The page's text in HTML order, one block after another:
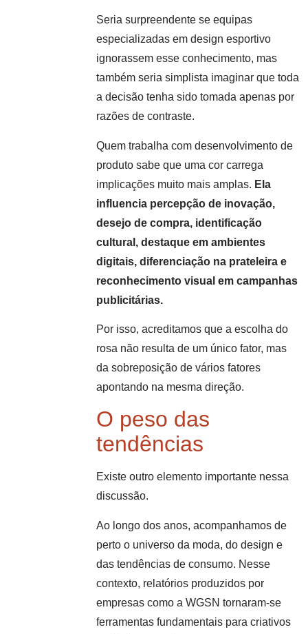
Seria surpreendente se equipas
especializadas em design esportivo
ignorassem esse conhecimento, mas
também seria simplista imaginar que toda
a decisão tenha sido tomada apenas por
razões de contraste.
Quem trabalha com desenvolvimento de
produto sabe que uma cor carrega
implicações muito mais amplas. Ela
influencia percepção de inovação,
desejo de compra, identificação
cultural, destaque em ambientes
digitais, diferenciação na prateleira e
reconhecimento visual em campanhas
publicitárias.
Por isso, acreditamos que a escolha do
rosa não resulta de um único fator, mas
da sobreposição de vários fatores
apontando na mesma direção.
O peso das
tendências
Existe outro elemento importante nessa
discussão.
Ao longo dos anos, acompanhamos de
perto o universo da moda, do design e
das tendências de consumo. Nesse
contexto, relatórios produzidos por
empresas como a WGSN tornaram-se
ferramentas fundamentais para criativos